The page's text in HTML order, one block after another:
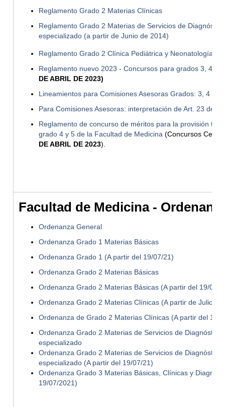
Reglamento Grado 2 Materias Clínicas
Reglamento Grado 2 Materias de Servicios de
especializado (a partir de Junio de 2014)
Reglamento Grado 2 Clínica Pediátrica y Neonatología
Reglamento nuevo 2023 - Concursos para grados 3, 4 y 5
DE ABRIL DE 2023)
Lineamientos para Comisiones Asesoras Grados: 3, 4 y 5
Para Comisiones Asesoras: interpretación de Art. 23 del
Reglamento de concurso de méritos para la provisión
grado 4 y 5 de la Facultad de Medicina (Concursos
DE ABRIL DE 2023).
Facultad de Medicina -
Ordenanza General
Ordenanza Grado 1 Materias Básicas
Ordenanza Grado 1 (A partir del 19/07/21)
Ordenanza Grado 2 Materias Básicas
Ordenanza Grado 2 Materias Básicas (A partir del 19/07/
Ordenanza Grado 2 Materias Clínicas (A partir de Julio de
Ordenanza de Grado 2 Materias Clínicas (A partir del 19/
Ordenanza Grado 2 Materias de Servicios de Diagnóstico
especializado
Ordenanza Grado 2 Materias de Servicios de Diagnóstico
especializado (A partir del 19/07/21)
Ordenanza Grado 3 Materias Básicas, Clínicas y
19/07/2021)